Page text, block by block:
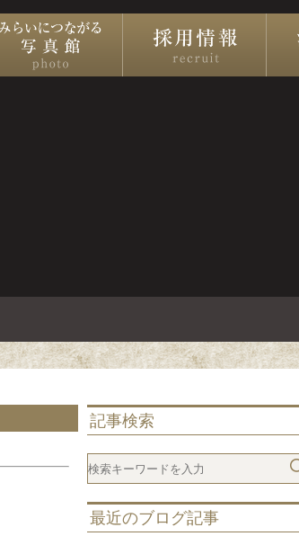
記事検索
最近のブログ記事